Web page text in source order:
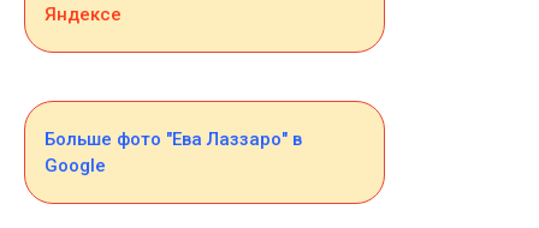
Яндексе
Больше фото "Ева Лаззаро" в
Google